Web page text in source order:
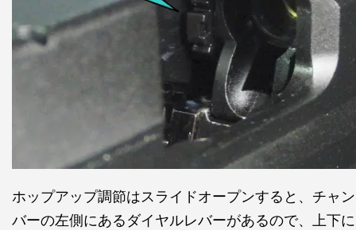
ホップアップ調節はスライドオープンすると、チャン
バーの左側にあるダイヤルレバーがあるので、上下に